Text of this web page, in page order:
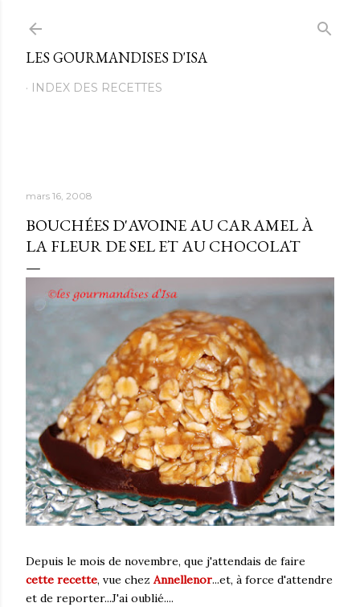
LES GOURMANDISES D'ISA
INDEX DES RECETTES
mars 16, 2008
BOUCHÉES D'AVOINE AU CARAMEL À
LA FLEUR DE SEL ET AU CHOCOLAT
Depuis le mois de novembre, que j'attendais de faire
cette recette, vue chez Annellenor...et, à force d'attendre
et de reporter...J'ai oublié....